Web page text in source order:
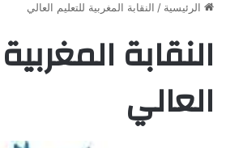
الرئيسية / النقابة المغربية للتعليم العالي
النقابة
العالي